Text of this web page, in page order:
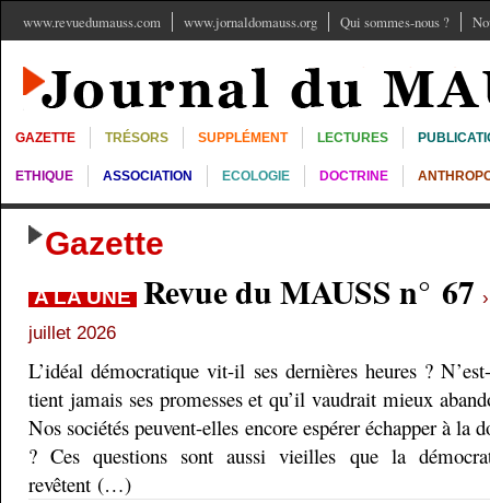
www.revuedumauss.com www.jornaldomauss.org Qui sommes-nous ?
GAZETTE TRÉSORS SUPPLÉMENT LECTURES
ETHIQUE ASSOCIATION ECOLOGIE DOCTRINE
Gazette
A LA UNE Revue du MAUSS n° 67
juillet 2026
L’idéal démocratique vit-il ses dernières heures ?
tient jamais ses promesses et qu’il vaudrait mieux
Nos sociétés peuvent-elles encore espérer échapper à la
? Ces questions sont aussi vieilles que la
revêtent (…)